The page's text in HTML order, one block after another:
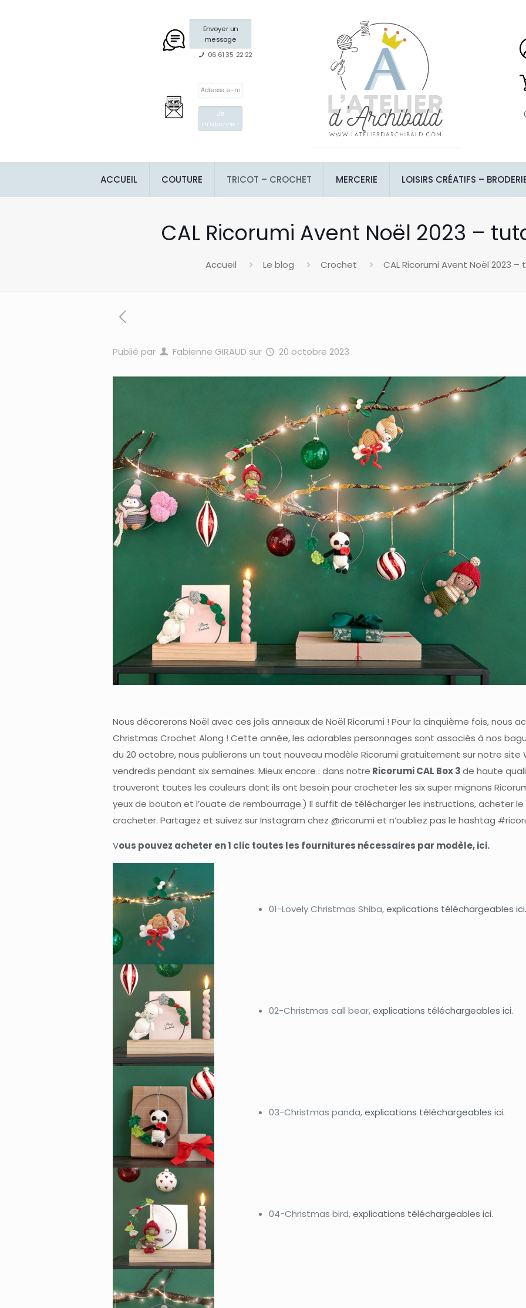
Envoyer un
message
06 61 35 22 22
ACCUEIL COUTURE TRICOT – CROCHET MERCERIE LOISIRS CRÉATIFS –
CAL Ricorumi Avent Noël 2023 –
Accueil Le blog Crochet CAL Ricorumi Avent Noël 2023
Publié par Fabienne GIRAUD sur 20 octobre 2023
Nous décorerons Noël avec ces jolis anneaux de Noël Ricorumi ! Pour la cinquième fois, nous
Christmas Crochet Along ! Cette année, les adorables personnages sont associés à nos
du 20 octobre, nous publierons un tout nouveau modèle Ricorumi gratuitement sur notre site
vendredis pendant six semaines. Mieux encore : dans notre Ricorumi CAL Box 3de haute
trouveront toutes les couleurs dont ils ont besoin pour crocheter les six super mignons
yeux de bouton et l’ouate de rembourrage.) Il suffit de télécharger les instructions, acheter
crocheter. Partagez et suivez sur Instagram chez @ricorumi et n’oubliez pas le hashtag
Vous pouvez acheter en 1 clic toutes les fournitures nécessaires par modèle, ici.
01-Lovely Christmas Shiba,explications téléchargeables ici.
02-Christmas call bear,explications téléchargeables ici.
03-Christmas panda,explications téléchargeables ici.
04-Christmas bird,explications téléchargeables ici.